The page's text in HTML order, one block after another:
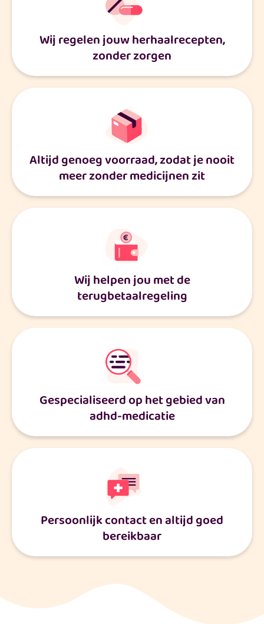
Wij regelen jouw herhaalrecepten,
zonder zorgen
Altijd genoeg voorraad, zodat je nooit
meer zonder medicijnen zit
Wij helpen jou met de
terugbetaalregeling
Gespecialiseerd op het gebied van
adhd-medicatie
Persoonlijk contact en altijd goed
bereikbaar